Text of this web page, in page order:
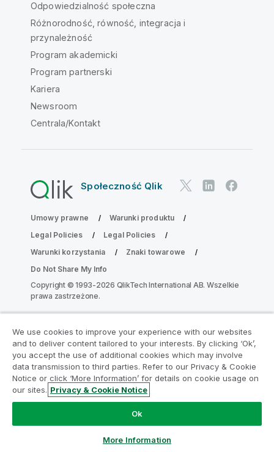
Odpowiedzialność społeczna
Różnorodność, równość, integracja i
przynależność
Program akademicki
Program partnerski
Kariera
Newsroom
Centrala/Kontakt
Społeczność Qlik
Umowy prawne
Warunki produktu
Legal Policies
Legal Policies
Warunki korzystania
Znaki towarowe
Do Not Share My Info
Copyright © 1993-2026 QlikTech International AB. Wszelkie
prawa zastrzeżone.
Dołącz do Programu Modernizacji
Analityki
Przeprowadź modernizację bez szkody dla Twoich
cennych aplikacji QlikView za pomocą programu
Analytics Modernization Program.
uzyskać więcej informacji lub skontaktuj się z nami:
ampquestions@qlik.com
We use cookies to improve your experience with our websites
and to deliver content tailored to your interests. By clicking ‘Ok’,
you accept the use of additional cookies which may involve
data transmission to third parties. Refer to our Privacy & Cookie
Notice or click ‘More Information’ for details on cookie usage on
our sites. Privacy & Cookie Notice
Ok
More Information